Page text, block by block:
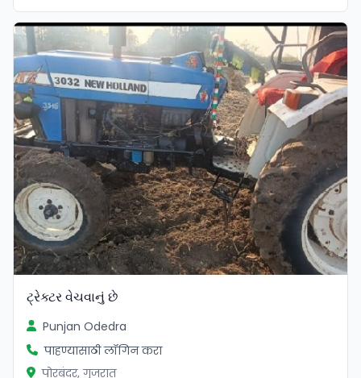
ટ્રેક્ટર વેચવાનું છે
Punjan Odedra
पाहण्यासाठी लॉगिन करा
पोरबंदर, गुजरात